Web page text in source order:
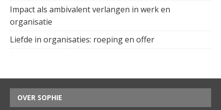
Impact als ambivalent verlangen in werk en
organisatie
Liefde in organisaties: roeping en offer
OVER SOPHIE